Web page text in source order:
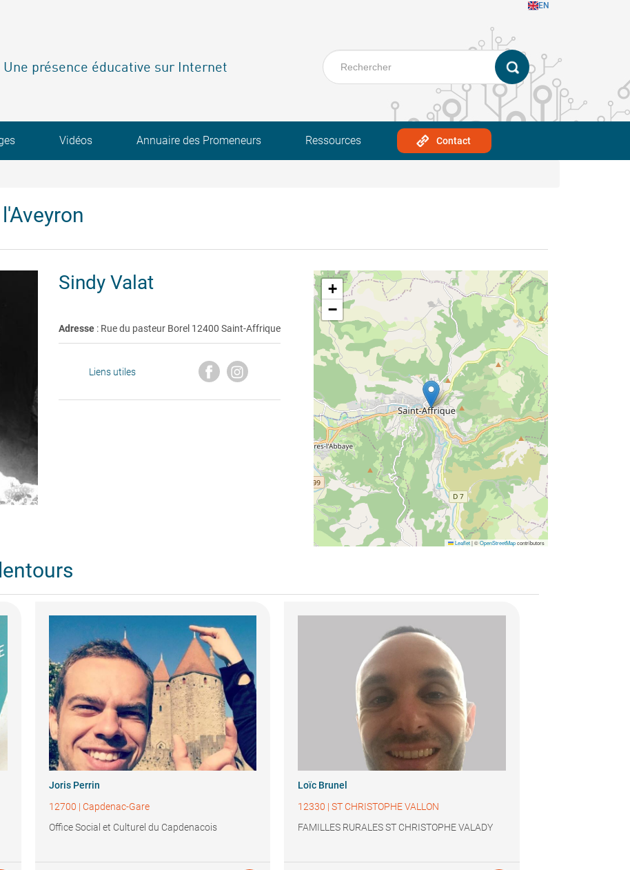
EN
Une présence éducative sur Internet
Vidéos Annuaire des Promeneurs Ressources Contact
Sindy Valat
Adresse : Rue du pasteur Borel 12400 Saint-Affrique
Liens utiles
+
−
Leaflet |©OpenStreetMapcontributors
Joris Perrin
12700 | Capdenac-Gare
Office Social et Culturel du Capdenacois
Loïc Brunel
12330 |ST CHRISTOPHE VALLON
FAMILLES RURALES ST CHRISTOPHE VALADY